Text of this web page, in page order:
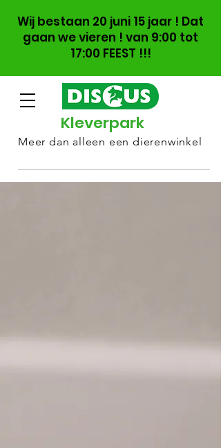
Wij bestaan 20 juni 15 jaar ! Dat
gaan we vieren ! van 9:00 tot
17:00 FEEST !!!
Kleverpark
Meer dan alleen een dierenwinkel